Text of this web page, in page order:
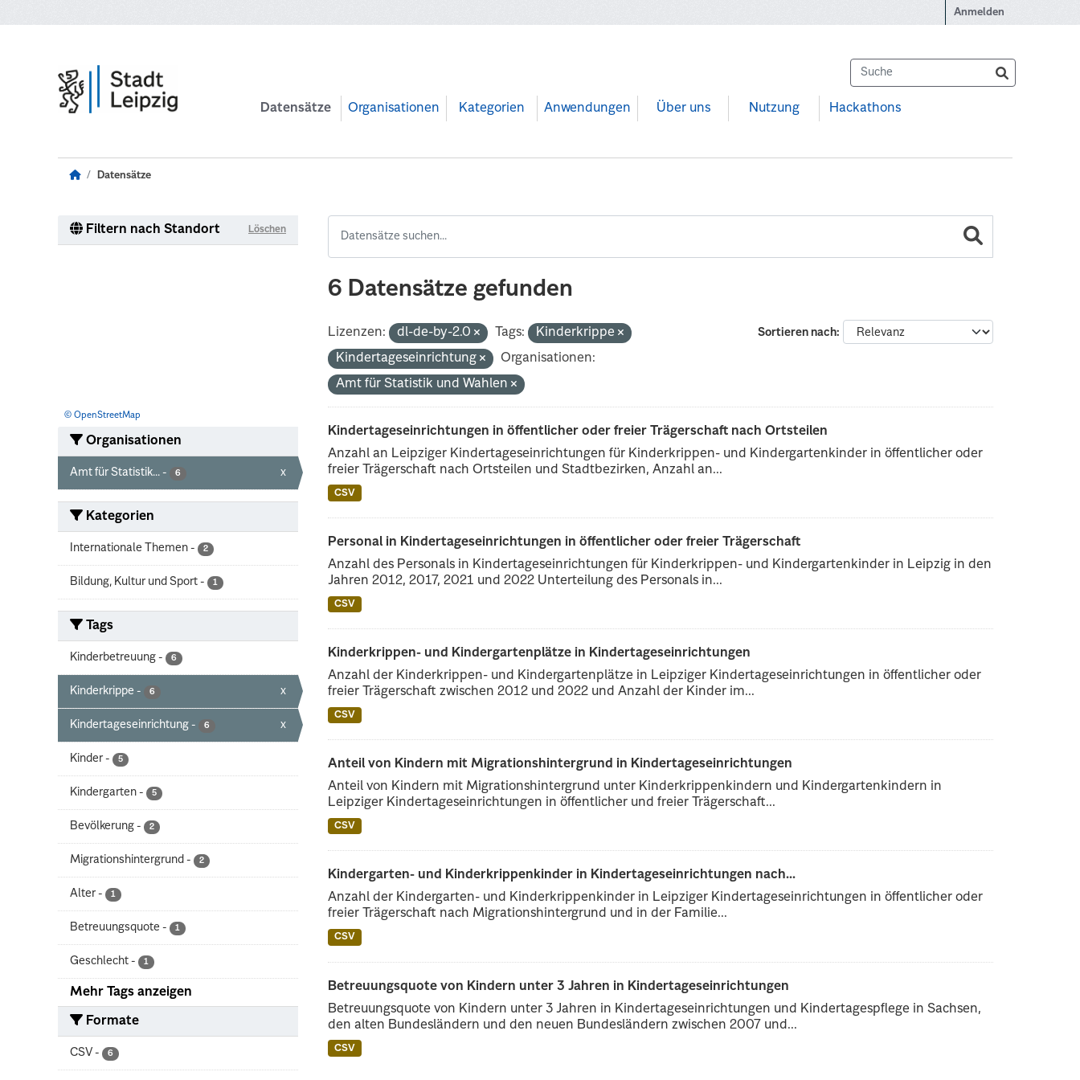
Anmelden
Datensätze Organisationen Kategorien Anwendungen Über uns Nutzung Hackathons
Datensätze
Filtern nach Standort Löschen
© OpenStreetMap
Organisationen
Amt für Statistik... - 6 x
Kategorien
Internationale Themen - 2
Bildung, Kultur und Sport - 1
Tags
Kinderbetreuung - 6
Kinderkrippe - 6 x
Kindertageseinrichtung - 6 x
Kinder - 5
Kindergarten - 5
Bevölkerung - 2
Migrationshintergrund - 2
Alter - 1
Betreuungsquote - 1
Geschlecht - 1
Mehr Tags anzeigen
Formate
CSV - 6
6 Datensätze gefunden
Sortieren nach
Lizenzen: dl-de-by-2.0 Tags:
Kinderkrippe
Kindertageseinrichtung
Organisationen:
Amt für Statistik und Wahlen
Kindertageseinrichtungen in öffentlicher oder freier Trägerschaft nach Ortsteilen
Anzahl an Leipziger Kindertageseinrichtungen für Kinderkrippen- und Kindergartenkinder in öffentlicher oder
freier Trägerschaft nach Ortsteilen und Stadtbezirken, Anzahl an...
CSV
Personal in Kindertageseinrichtungen in öffentlicher oder freier Trägerschaft
Anzahl des Personals in Kindertageseinrichtungen für Kinderkrippen- und Kindergartenkinder in Leipzig in den
Jahren 2012, 2017, 2021 und 2022 Unterteilung des Personals in...
CSV
Kinderkrippen- und Kindergartenplätze in Kindertageseinrichtungen
Anzahl der Kinderkrippen- und Kindergartenplätze in Leipziger Kindertageseinrichtungen in öffentlicher oder
freier Trägerschaft zwischen 2012 und 2022 und Anzahl der Kinder im...
CSV
Anteil von Kindern mit Migrationshintergrund in Kindertageseinrichtungen
Anteil von Kindern mit Migrationshintergrund unter Kinderkrippenkindern und Kindergartenkindern in
Leipziger Kindertageseinrichtungen in öffentlicher und freier Trägerschaft...
CSV
Kindergarten- und Kinderkrippenkinder in Kindertageseinrichtungen nach...
Anzahl der Kindergarten- und Kinderkrippenkinder in Leipziger Kindertageseinrichtungen in öffentlicher oder
freier Trägerschaft nach Migrationshintergrund und in der Familie...
CSV
Betreuungsquote von Kindern unter 3 Jahren in Kindertageseinrichtungen
Betreuungsquote von Kindern unter 3 Jahren in Kindertageseinrichtungen und Kindertagespflege in Sachsen,
den alten Bundesländern und den neuen Bundesländern zwischen 2007 und...
CSV